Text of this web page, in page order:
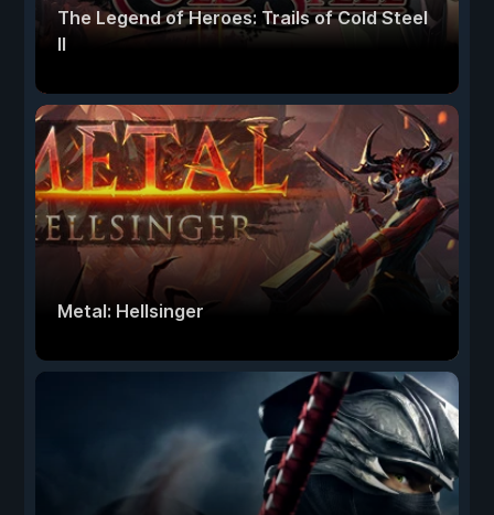
The Legend of Heroes: Trails of Cold Steel
II
Metal: Hellsinger